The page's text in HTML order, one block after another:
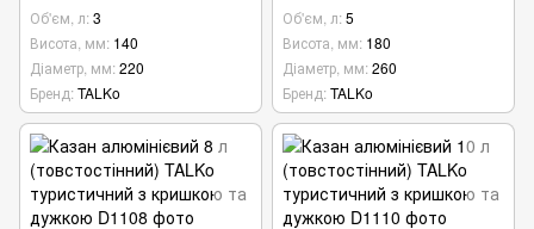
Об'єм, л 3
Висота, мм 140
Діаметр, мм 220
Бренд TALKo
Об'єм, л 5
Висота, мм 180
Діаметр, мм 260
Бренд TALKo